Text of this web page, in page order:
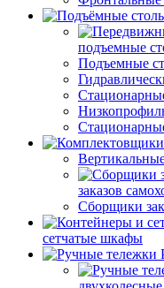
подъемные
Подъемные
заказов
Сборщики
сетчатые шкафы